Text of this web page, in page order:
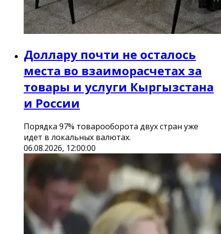
Доллару почти не осталось
места во взаиморасчетах за
товары и услуги Кыргызстана
и России
Порядка 97% товарооборота двух стран уже
идет в локальных валютах.
06.08.2026, 12:00:00